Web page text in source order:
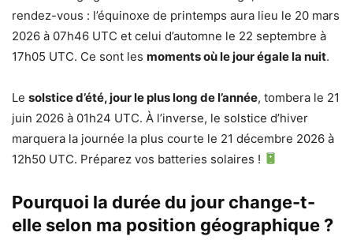
rendez-vous : l’équinoxe de printemps aura lieu le 20 mars
2026 à 07h46 UTC et celui d’automne le 22 septembre à
17h05 UTC. Ce sont les moments où le jour égale la nuit.
Le solstice d’été, jour le plus long de l’année, tombera le 21
juin 2026 à 01h24 UTC. À l’inverse, le solstice d’hiver
marquera la journée la plus courte le 21 décembre 2026 à
12h50 UTC. Préparez vos batteries solaires !
Pourquoi la durée du jour change-t-
elle selon ma position géographique ?